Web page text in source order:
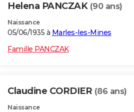
Helena PANCZAK (90 ans)
Naissance
05/06/1935 à Marles-les-Mines
Famille PANCZAK
Claudine CORDIER (86 ans)
Naissance